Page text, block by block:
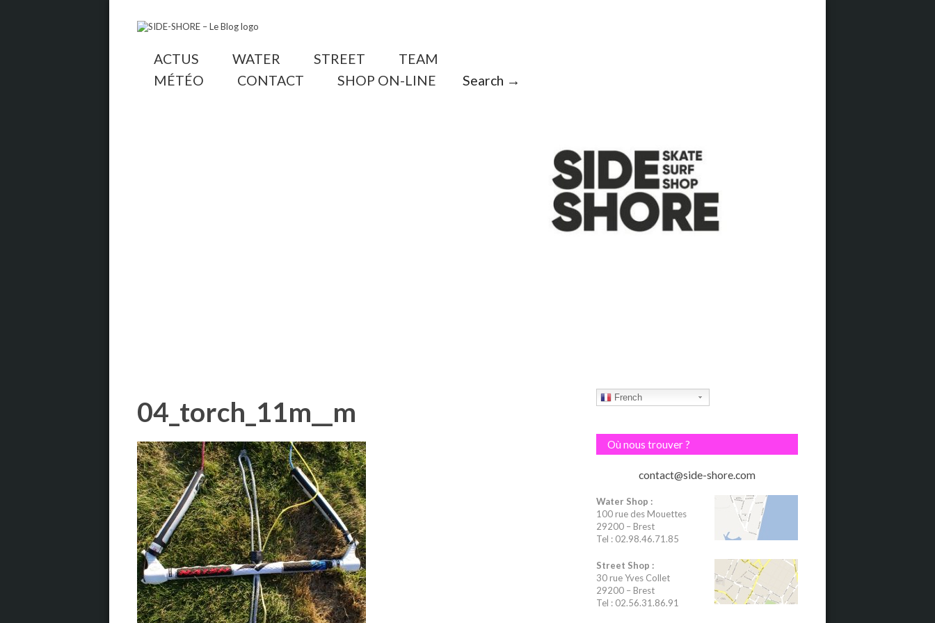
ACTUS WATER STREET
TEAM
MÉTÉO
CONTACT SHOP ON-LINE Search →
04_torch_11m__m French
Où nous trouver ?
contact@side-shore.com
Water Shop :
100 rue des Mouettes
29200 – Brest
Tel : 02.98.46.71.85
Street Shop :
30 rue Yves Collet
29200 – Brest
Tel : 02.56.31.86.91